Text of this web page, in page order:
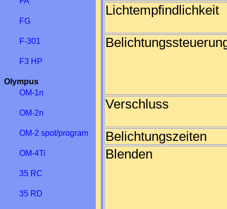
FG
F-301
F3 HP
Olympus
OM-1n
OM-2n
OM-2 spot/program
OM-4Ti
35 RC
35 RD
Lichtempfindlichkeit
Verschluss
Belichtungszeiten
Blenden